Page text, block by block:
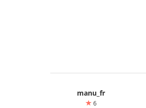
manu_fr
6